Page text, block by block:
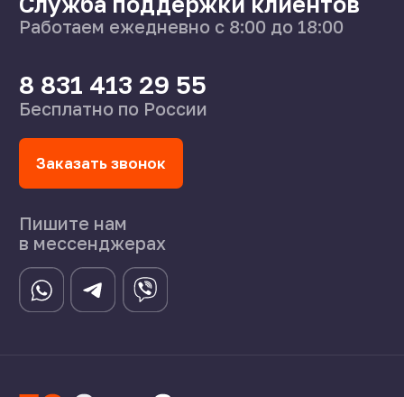
©2024 СпецСплав
Политика конфиденциальности
Создание сайта
О нас
Поставщикам